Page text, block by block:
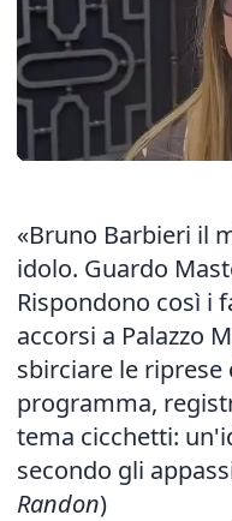
«Bruno Barbieri il
idolo. Guardo
Rispondono così i
accorsi a Palazzo
sbirciare le riprese
programma,
tema cicchetti:
secondo gli
Randon)